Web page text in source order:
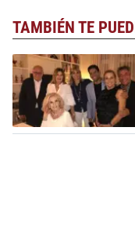
TAMBIÉN TE